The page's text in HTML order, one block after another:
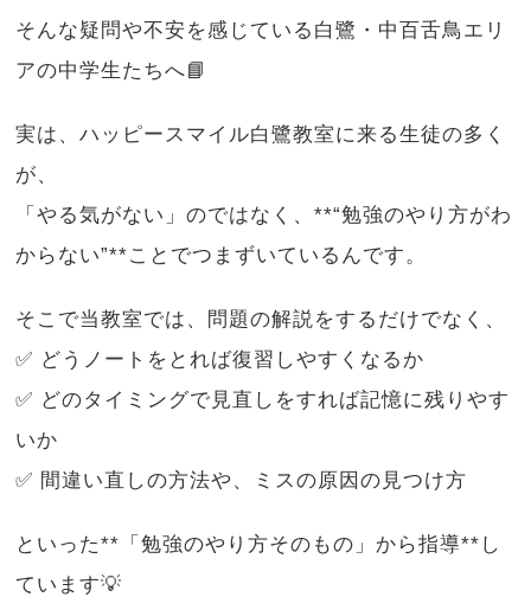
そんな疑問や不安を感じている白鷺・中百舌鳥エリ
アの中学生たちへ📘
実は、ハッピースマイル白鷺教室に来る生徒の多く
が、
「やる気がない」のではなく、**“勉強のやり方がわ
からない”**ことでつまずいているんです。
そこで当教室では、問題の解説をするだけでなく、
✅ どうノートをとれば復習しやすくなるか
✅ どのタイミングで見直しをすれば記憶に残りやす
いか
✅ 間違い直しの方法や、ミスの原因の見つけ方
といった**「勉強のやり方そのもの」から指導**し
ています💡